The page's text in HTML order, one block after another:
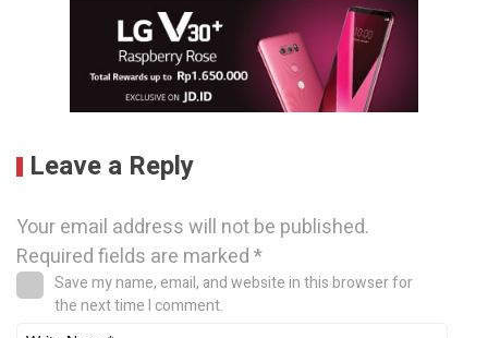
Leave a Reply
Your email address will not be published.
Required fields are marked*
Save my name, email, and website in this browser for
the next time I comment.